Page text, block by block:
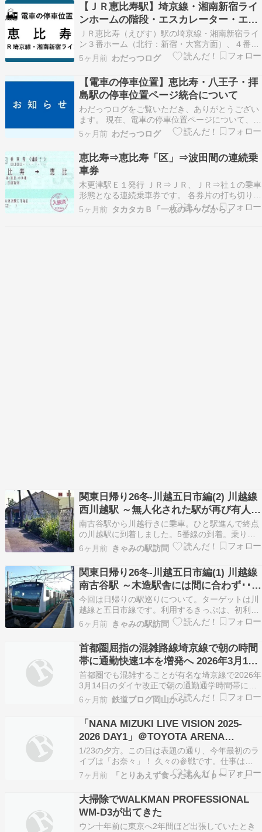
り乗り換えが便利にな… The post 不便な昔はい
ずこへ…
【ＪＲ恵比寿駅】埼京線・湘南新宿ライ
ンホームの階段・エスカレーター・エレ
ベーターに近い停車位置
ＪＲ恵比寿（えびす）駅の埼京線・湘南新宿ライ
ン３番ホーム（北行：新宿・大宮方面）、４番ホ
ーム（南行：新木場・海老名・横浜方面）から、
乗り換えや改札口、出口への移動に便利な階段や
エスカレーター・エレベーターに近い車両の停車
位置（乗車位置）を、号車表示でご案内。 駅ホー
ム停車位置（…
5ヶ月前 わだっつログ
【電車の停車位置】恵比寿・八王子・拝
島駅の停車位置ページ統合について
わだっつログをご覧いただき、ありがとうござい
ます。 現在、電車の停車位置ページについて、ペ
ージ本文中での過度なスクロールを軽減するた
め、表示レイアウトの見直し作業を継続して行っ
ております。 恵比寿・八王子・拝島駅の停車位置
ページ統合について 今回、これとは別に、恵比
寿・八王子・…
5ヶ月前 わだっつログ
恵比寿⇒恵比寿「区」⇒波田間の連続乗
車券
木更津駅Ｅ１発行 ＪＲ⇒ＪＲ、ＪＲ⇒社１の乗車
形態となる連続乗車券です。 各券片の打ち切り区
間は、次のとおりです。 連続１ 恵比寿⇒恵比寿
経由：東海・東北・中央東・東北・中央東 連続２
5ヶ月前 タカタカＢ「一枚のキップから」
関東日帰り26冬-川越五日市編(2) 川越線
西川越駅 ～無人化された駅が再び有人駅
に。40年ぶりの訪問･･･～
南古谷駅から川越行きに乗車。ひと駅進んで終点
の川越駅に到着しました。5番線の到着。乗り継
ぎです。 川越駅は埼玉県川越市の代表駅。東武東
上線はお乗り換えです。川越線は当駅で運転系統
が完全に分断されています。東は埼京線やりんか
い線に乗り入れる10連、西は主に八高線の八王子
方面に乗り入…
6ヶ月前 きゃみの駅訪問
関東日帰り26冬-川越五日市編(1) 川越線
南古谷駅 ～木造駅舎には間に合わず･･･
～
今回は日帰りの駅巡りについて。ターゲットは川
越線と五日市線です。利用するきっぷは、初利用
の｢のんびりホリデーSuicaパス｣。2,670円也。
https://www.jreast.co.jp/tickets/info.aspx?
GoodsCd=2682フリーエリアは｢休日おでか…
6ヶ月前 きゃみの駅訪問
首都圏屈指の混雑路線埼京線で朝の時間
帯に通勤快速1本を増発へ 2026年3月14
日ダイヤ改正
首都圏でも混雑することが有名な埼京線で2026年
3月14日のダイヤ改正で朝の通勤通学時間帯に通
勤快速が1本増発されます。下り列車の増発がな
いため列車本数の増加ではなく普通列車の通勤快
速への昇格ではないかと思われます。 2026年3月
ダイヤ改正について JR東日本ホームページ 埼…
6ヶ月前 鉄道ブログ岡山から
「NANA MIZUKI LIVE VISION 2025-
2026 DAY1」＠TOYOTA ARENA
TOKYO
1/23の夕方。この日は表題の通り、今年最初のラ
イブは「お奈々」！ 久々の参戦です。仕事は
15:45くらいにケリをつけ、17:00には会場入りす
る気持ちで出発したのですが、新宿駅で思わぬア
クシデント。「埼京線で線路内で人が立ち入った
ため、現在運転を見合わせております。お急ぎの
方は…
7ヶ月前 「とりあえず食ったもんＵｐ〜！！」
大掃除でWALKMAN PROFESSIONAL
WM-D3が出てきた
ウン十年前に東京へ2年間ほど出張していたとき